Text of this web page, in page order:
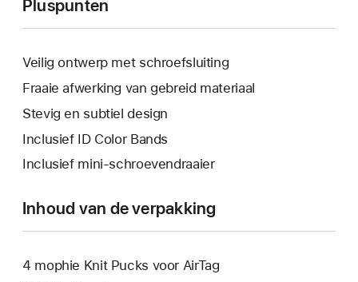
Pluspunten
Veilig ontwerp met schroefsluiting
Fraaie afwerking van gebreid materiaal
Stevig en subtiel design
Inclusief ID Color Bands
Inclusief mini-schroevendraaier
Inhoud van de verpakking
4 mophie Knit Pucks voor AirTag